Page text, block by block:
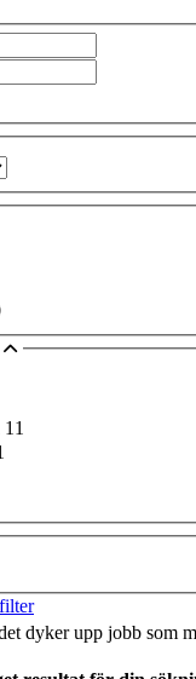
11
dyker upp jobb som